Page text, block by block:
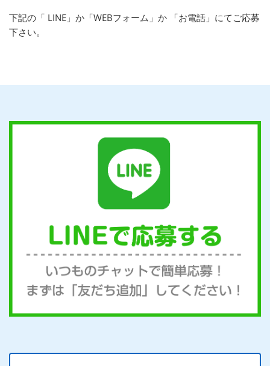
下記の「 LINE」か「WEBフォーム」か 「お電話」にてご応募
下さい。